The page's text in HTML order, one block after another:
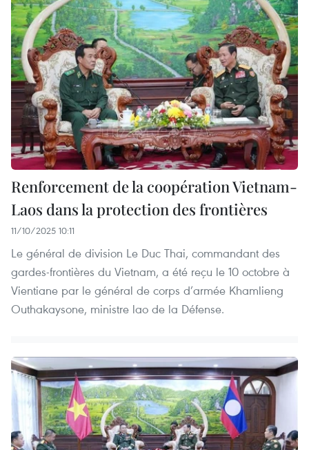
Renforcement de la coopération Vietnam-
Laos dans la protection des frontières
11/10/2025 10:11
Le général de division Le Duc Thai, commandant des
gardes-frontières du Vietnam, a été reçu le 10 octobre à
Vientiane par le général de corps d’armée Khamlieng
Outhakaysone, ministre lao de la Défense.